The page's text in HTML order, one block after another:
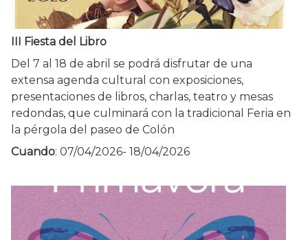
III Fiesta del Libro
Del 7 al 18 de abril se podrá disfrutar de una
extensa agenda cultural con exposiciones,
presentaciones de libros, charlas, teatro y mesas
redondas, que culminará con la tradicional Feria en
la pérgola del paseo de Colón
Cuando: 07/04/2026- 18/04/2026